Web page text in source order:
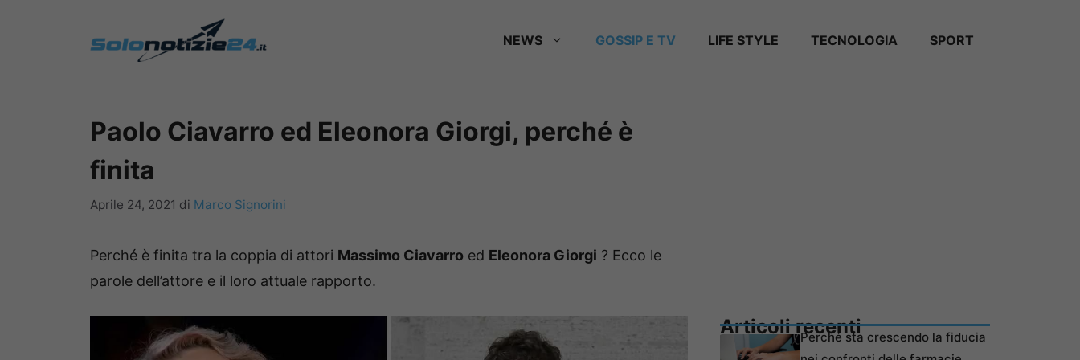
NEWS GOSSIP E TV LIFE STYLE TECNOLOGIA SPORT
Paolo Ciavarro ed Eleonora Giorgi, perché è
finita
Aprile 24, 2021 di Marco Signorini
Perché è finita tra la coppia di attori Massimo Ciavarro ed Eleonora Giorgi ? Ecco le
parole dell’attore e il loro attuale rapporto.
Articoli recentiPerché sta crescendo la fiducia